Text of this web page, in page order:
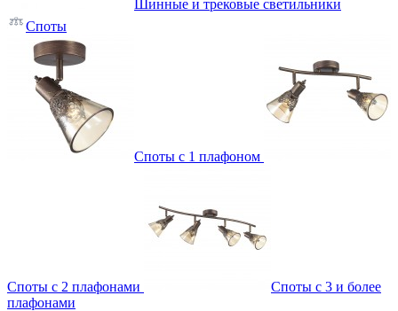
Шинные и трековые светильники
Споты
Споты с 1 плафоном
Споты с 2 плафонами
Споты с 3 и более
плафонами